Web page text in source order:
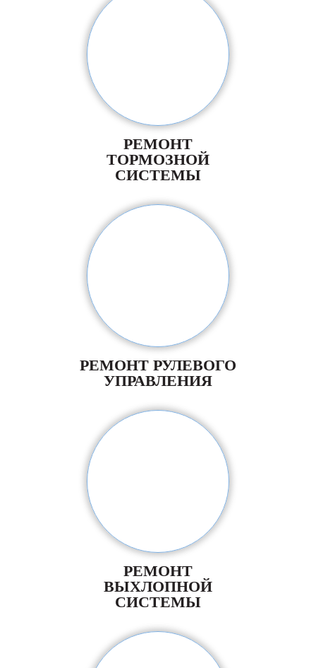
РЕМОНТ
ТОРМОЗНОЙ
СИСТЕМЫ
РЕМОНТ РУЛЕВОГО
УПРАВЛЕНИЯ
РЕМОНТ
ВЫХЛОПНОЙ
СИСТЕМЫ